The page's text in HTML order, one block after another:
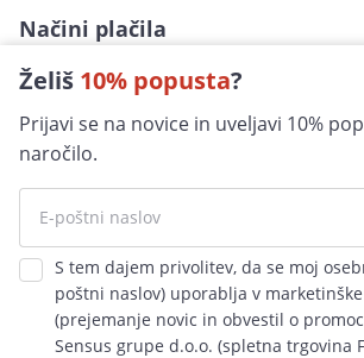
Želiš 10% popusta?
Prijavi se na novice in uveljavi 10%
naročilo.
S tem dajem privolitev, da se moj
poštni naslov) uporablja v
(prejemanje novic in obvestil o
Sensus grupe d.o.o. (spletna trgovina
Načini plačila
shop@fitplus.si
Varna nakupovanje
100% jamčimo za varnost
Hitra dostava
po vsej Slovensko